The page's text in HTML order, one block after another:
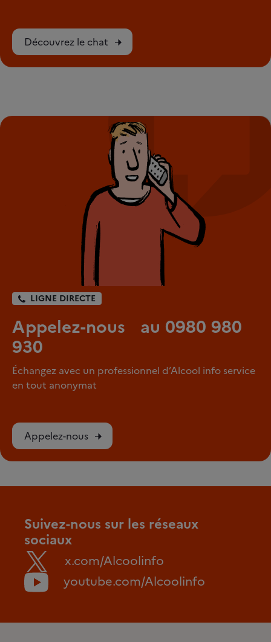
Découvrez le chat
LIGNE DIRECTE
Appelez-nous au 0980 980
930
Échangez avec un professionnel d’Alcool info service
en tout anonymat
Appelez-nous
Suivez-nous sur les réseaux
sociaux
x.com/Alcoolinfo
youtube.com/Alcoolinfo